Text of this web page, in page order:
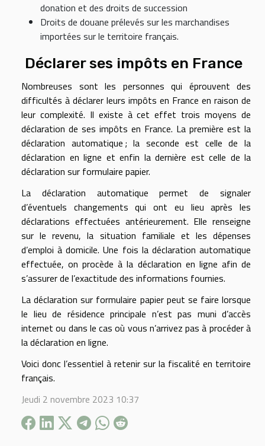
donation et des droits de succession
Droits de douane prélevés sur les marchandises
importées sur le territoire français.
Déclarer ses impôts en France
Nombreuses sont les personnes qui éprouvent des
difficultés à déclarer leurs impôts en France en raison de
leur complexité. Il existe à cet effet trois moyens de
déclaration de ses impôts en France. La première est la
déclaration automatique ; la seconde est celle de la
déclaration en ligne et enfin la dernière est celle de la
déclaration sur formulaire papier.
La déclaration automatique permet de signaler
d’éventuels changements qui ont eu lieu après les
déclarations effectuées antérieurement. Elle renseigne
sur le revenu, la situation familiale et les dépenses
d’emploi à domicile. Une fois la déclaration automatique
effectuée, on procède à la déclaration en ligne afin de
s’assurer de l’exactitude des informations fournies.
La déclaration sur formulaire papier peut se faire lorsque
le lieu de résidence principale n’est pas muni d’accès
internet ou dans le cas où vous n’arrivez pas à procéder à
la déclaration en ligne.
Voici donc l’essentiel à retenir sur la fiscalité en territoire
français.
Jeudi 2 novembre 2023 10:37